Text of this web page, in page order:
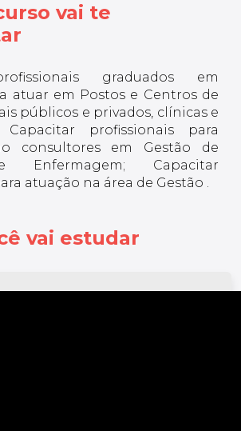
vai te
graduados em
atuar em Postos e Centros de
públicos e privados, clínicas e
profissionais para
consultores em Gestão de
Enfermagem; Capacitar
atuação na área de Gestão .
vai estudar